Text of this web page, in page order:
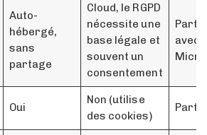
Auto-
hébergé,
sans
partage
Cloud, le RGPD
nécessite une
base légale et
souvent un
consentement
avec
Oui
Non (utilise
des cookies)